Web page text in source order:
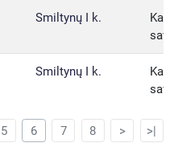
Smiltynų I k.
Smiltynų I k.
5 6 7 8 > >|